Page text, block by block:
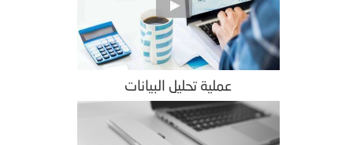
عملية تحليل البيانات